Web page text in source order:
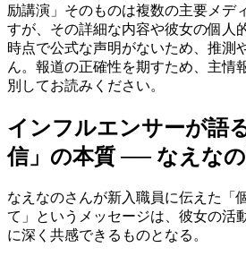
励講演」そのものは複数の主要メデ
すが、その詳細な内容や彼女の個人
時点で公式な声明がないため、推測
ん。報道の正確性を期すため、主情
別してお読みください。
インフルエンサーが語
信」の本質 ── なえな
なえなのさんが新入職員に伝えた「
て」というメッセージは、彼女の活
に深く共感できるものとなる。